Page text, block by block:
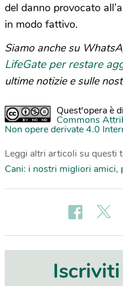
del danno provocato
in modo fattivo.
Siamo anche su
LifeGate per restare
ultime notizie e sulle
Quest'opera è
Commons
Non opere derivate 4.0
Leggi altri articoli su questi
Cani: i nostri migliori amici,